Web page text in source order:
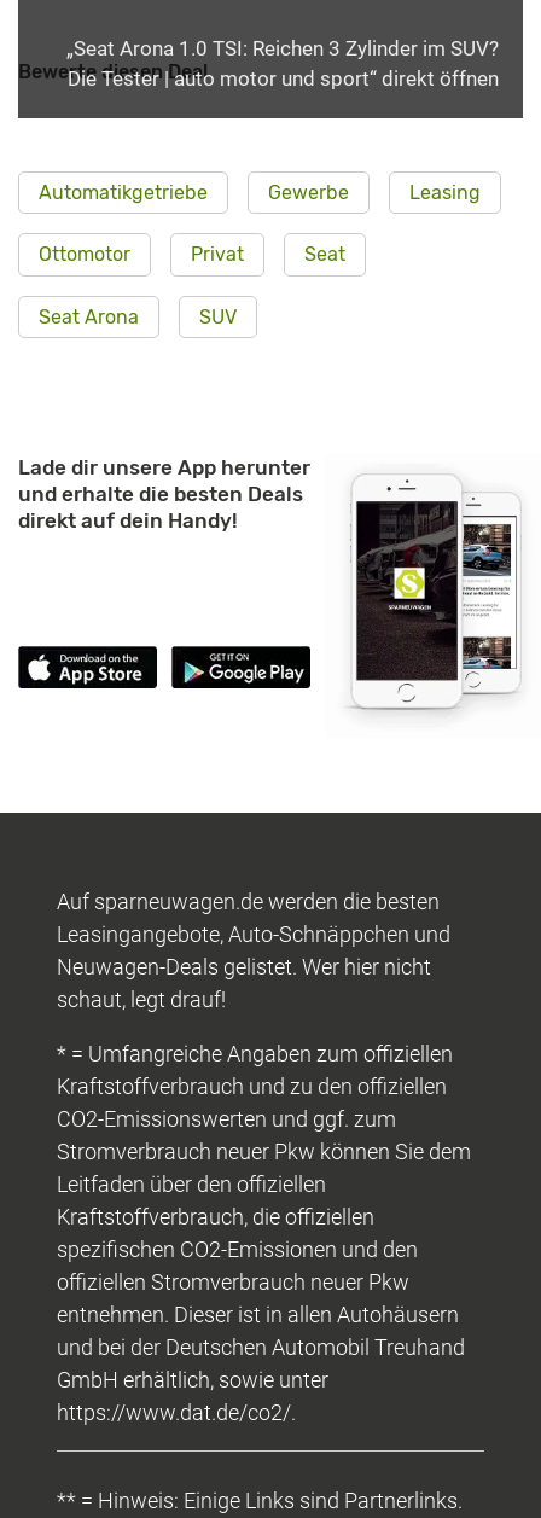
„Seat Arona 1.0 TSI: Reichen 3 Zylinder im SUV?
Die Tester | auto motor und sport“ direkt öffnen
Bewerte diesen Deal
Automatikgetriebe Gewerbe Leasing
Ottomotor Privat Seat
Seat Arona SUV
Lade dir unsere App herunter
und erhalte die besten Deals
direkt auf dein Handy!
Auf sparneuwagen.de werden die besten
Leasingangebote, Auto-Schnäppchen und
Neuwagen-Deals gelistet. Wer hier nicht
schaut, legt drauf!
* = Umfangreiche Angaben zum offiziellen
Kraftstoffverbrauch und zu den offiziellen
CO2-Emissionswerten und ggf. zum
Stromverbrauch neuer Pkw können Sie dem
Leitfaden über den offiziellen
Kraftstoffverbrauch, die offiziellen
spezifischen CO2-Emissionen und den
offiziellen Stromverbrauch neuer Pkw
entnehmen. Dieser ist in allen Autohäusern
und bei der Deutschen Automobil Treuhand
GmbH erhältlich, sowie unter
https://www.dat.de/co2/.
** = Hinweis: Einige Links sind Partnerlinks.